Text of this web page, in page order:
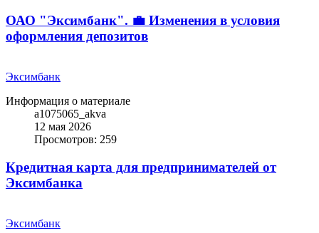
ОАО "Эксимбанк". 💼 Изменения в условия
оформления депозитов
Эксимбанк
Информация о материале
a1075065_akva
12 мая 2026
Просмотров: 259
Кредитная карта для предпринимателей от
Эксимбанка
Эксимбанк